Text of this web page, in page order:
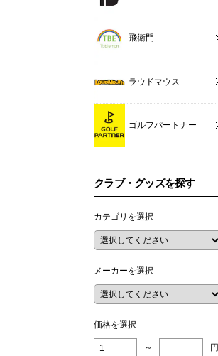
飛衛門
ラウドマウス
ゴルフパートナー
クラブ・グッズを探す
カテゴリを選択
メーカーを選択
価格を選択
～ 円